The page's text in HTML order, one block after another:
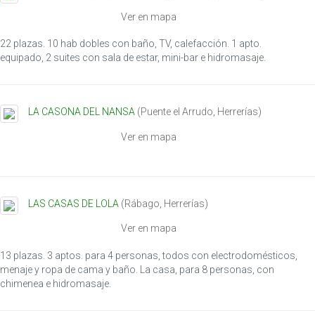
Ver en mapa
22 plazas. 10 hab dobles con baño, TV, calefacción. 1 apto.
equipado, 2 suites con sala de estar, mini-bar e hidromasaje.
LA CASONA DEL NANSA (Puente el Arrudo, Herrerías)
Ver en mapa
LAS CASAS DE LOLA (Rábago Herrerías)
Ver en mapa
13 plazas. 3 aptos. para 4 personas, todos con electrodomésticos,
menaje y ropa de cama y baño. La casa, para 8 personas, con
chimenea e hidromasaje.